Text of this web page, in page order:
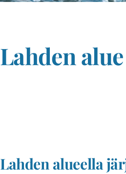
Lahden alue
Lahden alueella